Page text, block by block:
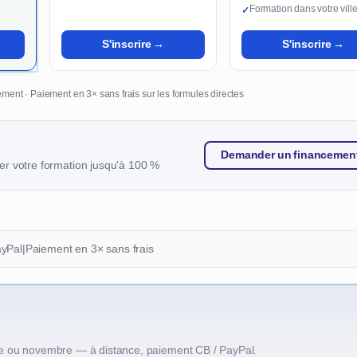
S'inscrire →
✓Formation dans votre ville
S'inscrire →
· Paiement en 3× sans frais sur les formules directes
votre formation jusqu'à 100 %
Demander un
|Paiement en 3× sans frais
ou novembre — à distance, paiement CB / PayPal.